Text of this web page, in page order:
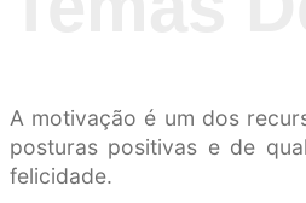
A motivação é um dos
posturas positivas e de
felicidade.